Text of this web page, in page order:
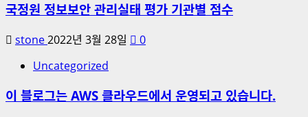
국정원 정보보안 관리실태 평가 기관별 점수
stone2022년 3월 28일
0
Uncategorized
이 블로그는 AWS 클라우드에서 운영되고 있습니다.